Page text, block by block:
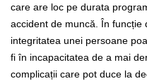
care are loc pe durata
accident de muncă. În
integritatea unei persoane
fi în incapacitatea de a mai
complicații care pot duce la